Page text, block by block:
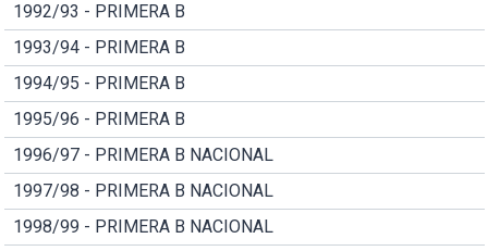
1992/93 - PRIMERA B
1993/94 - PRIMERA B
1994/95 - PRIMERA B
1995/96 - PRIMERA B
1996/97 - PRIMERA B NACIONAL
1997/98 - PRIMERA B NACIONAL
1998/99 - PRIMERA B NACIONAL